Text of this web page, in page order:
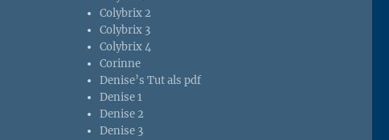
Colybrix 2
Colybrix 3
Colybrix 4
Corinne
Denise’s Tut als pdf
Denise 1
Denise 2
Denise 3